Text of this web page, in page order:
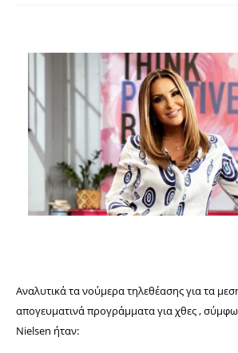
Αναλυτικά τα νούμερα τηλεθέασης για τα
απογευματινά προγράμματα για χθες ,
Nielsen ήταν: